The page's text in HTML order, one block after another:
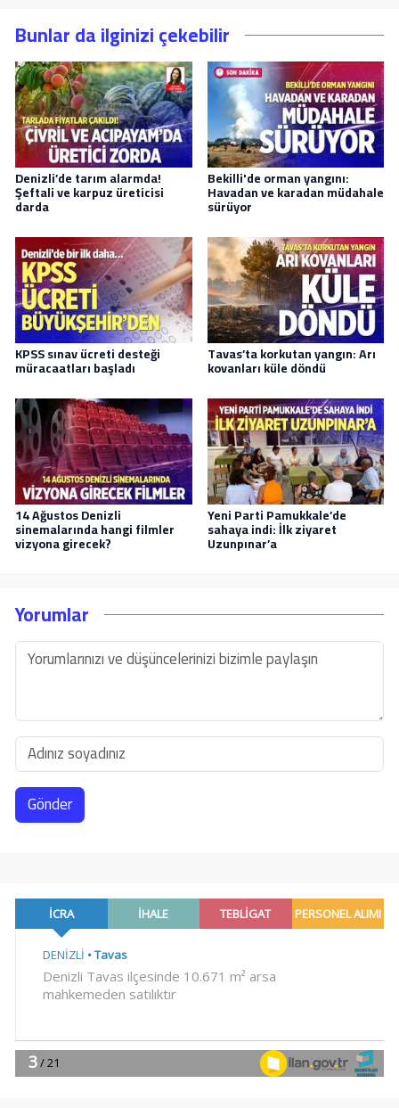
Bunlar da ilginizi çekebilir
Denizli’de tarım alarmda!
Şeftali ve karpuz üreticisi
darda
Bekilli'de orman yangını:
Havadan ve karadan müdahale
sürüyor
KPSS sınav ücreti desteği
müracaatları başladı
Tavas’ta korkutan yangın: Arı
kovanları küle döndü
14 Ağustos Denizli
sinemalarında hangi filmler
vizyona girecek?
Yeni Parti Pamukkale’de
sahaya indi: İlk ziyaret
Uzunpınar’a
Yorumlar
Gönder